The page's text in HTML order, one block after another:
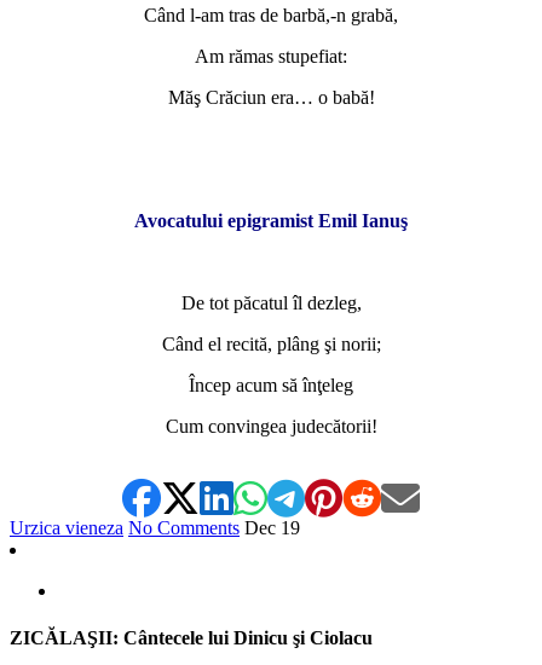
Când l-am tras de barbă,-n grabă,
Am rămas stupefiat:
Măş Crăciun era… o babă!
Avocatului epigramist Emil Ianuş
De tot păcatul îl dezleg,
Când el recită, plâng şi norii;
Încep acum să înţeleg
Cum convingea judecătorii!
Urzica vieneza No Comments Dec 19
ZICĂLAŞII: Cântecele lui Dinicu şi Ciolacu